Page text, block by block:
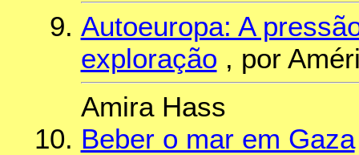
Autoeuropa: A
exploração , por
Amira Hass
Beber o mar em Gaza